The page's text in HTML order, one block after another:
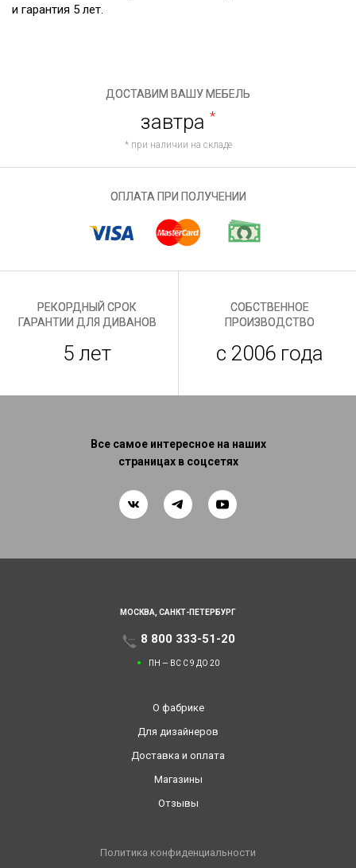
и гарантия 5 лет.
ДОСТАВИМ ВАШУ МЕБЕЛЬ
завтра *
* при наличии на складе
ОПЛАТА ПРИ ПОЛУЧЕНИИ
РЕКОРДНЫЙ СРОК
ГАРАНТИИ ДЛЯ ДИВАНОВ
5 лет
СОБСТВЕННОЕ
ПРОИЗВОДСТВО
с 2006 года
Все самое интересное на наших
страницах в соцсетях
МОСКВА, САНКТ-ПЕТЕРБУРГ
8 800 333-51-20
ПН — ВС С 9 ДО 20
О фабрике
Для дизайнеров
Доставка и оплата
Магазины
Отзывы
Политика конфиденциальности